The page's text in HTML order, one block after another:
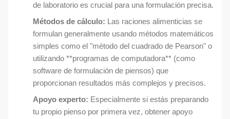
de laboratorio es crucial para una formulación precisa.
Métodos de cálculo: Las raciones alimenticias se
formulan generalmente usando métodos matemáticos
simples como el "método del cuadrado de Pearson" o
utilizando **programas de computadora** (como
software de formulación de piensos) que
proporcionan resultados más complejos y precisos.
Apoyo experto: Especialmente si estás preparando
tu propio pienso por primera vez, obtener apoyo